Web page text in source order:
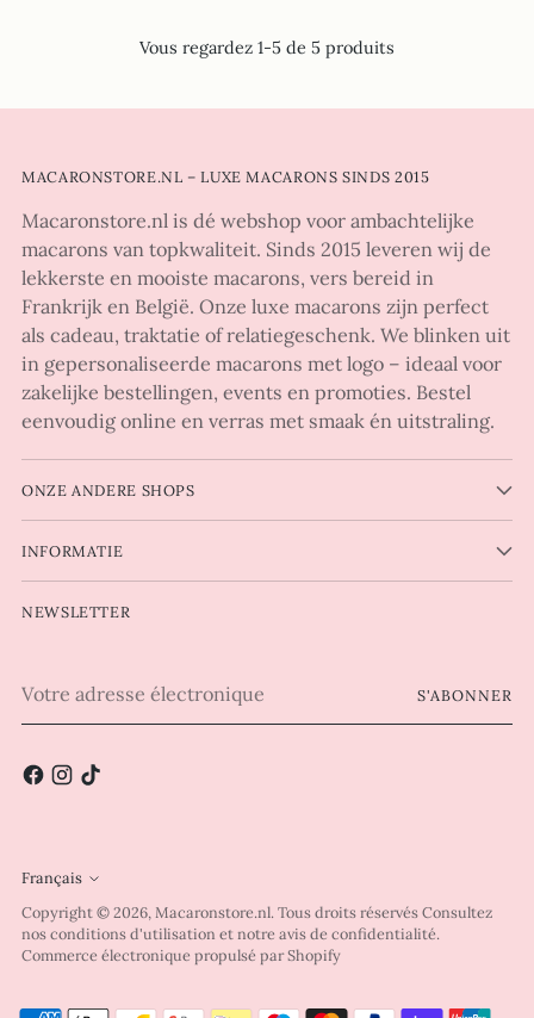
Vous regardez 1-5 de 5 produits
MACARONSTORE.NL – LUXE MACARONS SINDS 2015
Macaronstore.nl is dé webshop voor ambachtelijke
macarons van topkwaliteit. Sinds 2015 leveren wij de
lekkerste en mooiste macarons, vers bereid in
Frankrijk en België. Onze luxe macarons zijn perfect
als cadeau, traktatie of relatiegeschenk. We blinken uit
in gepersonaliseerde macarons met logo – ideaal voor
zakelijke bestellingen, events en promoties. Bestel
eenvoudig online en verras met smaak én uitstraling.
ONZE ANDERE SHOPS
INFORMATIE
NEWSLETTER
adresse
S'ABONNER
Langue
Français
Copyright © 2026, Macaronstore.nl. Tous droits réservés Consultez
nos conditions d'utilisation et notre avis de confidentialité.
Commerce électronique propulsé par Shopify